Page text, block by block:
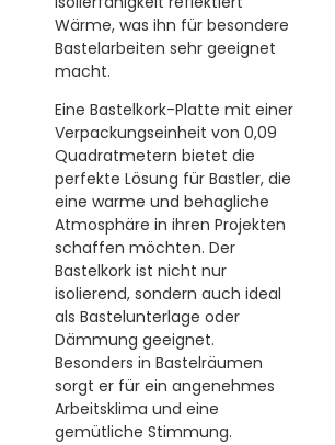
Wärme, was ihn für besondere
Bastelarbeiten sehr geeignet
macht.
Eine Bastelkork-Platte mit einer
Verpackungseinheit von 0,09
Quadratmetern bietet die
perfekte Lösung für Bastler, die
eine warme und behagliche
Atmosphäre in ihren Projekten
schaffen möchten. Der
Bastelkork ist nicht nur
isolierend, sondern auch ideal
als Bastelunterlage oder
Dämmung geeignet.
Besonders in Bastelräumen
sorgt er für ein angenehmes
Arbeitsklima und eine
gemütliche Stimmung.